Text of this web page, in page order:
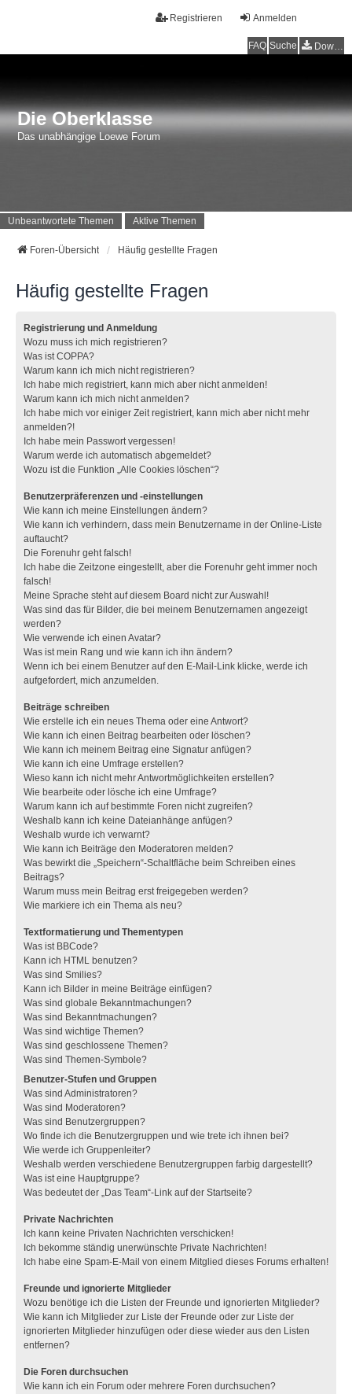
Anmelden
Registrieren
FAQ Suche Downloads
Die Oberklasse
Das unabhängige Loewe Forum
Unbeantwortete Themen Aktive Themen
Foren-Übersicht Häufig gestellte Fragen
Häufig gestellte Fragen
Registrierung und Anmeldung
Wozu muss ich mich registrieren?
Was ist COPPA?
Warum kann ich mich nicht registrieren?
Ich habe mich registriert, kann mich aber nicht anmelden!
Warum kann ich mich nicht anmelden?
Ich habe mich vor einiger Zeit registriert, kann mich aber nicht mehr
anmelden?!
Ich habe mein Passwort vergessen!
Warum werde ich automatisch abgemeldet?
Wozu ist die Funktion „Alle Cookies löschen“?
Benutzerpräferenzen und -einstellungen
Wie kann ich meine Einstellungen ändern?
Wie kann ich verhindern, dass mein Benutzername in der Online-Liste
auftaucht?
Die Forenuhr geht falsch!
Ich habe die Zeitzone eingestellt, aber die Forenuhr geht immer noch
falsch!
Meine Sprache steht auf diesem Board nicht zur Auswahl!
Was sind das für Bilder, die bei meinem Benutzernamen angezeigt
werden?
Wie verwende ich einen Avatar?
Was ist mein Rang und wie kann ich ihn ändern?
Wenn ich bei einem Benutzer auf den E-Mail-Link klicke, werde ich
aufgefordert, mich anzumelden.
Beiträge schreiben
Wie erstelle ich ein neues Thema oder eine Antwort?
Wie kann ich einen Beitrag bearbeiten oder löschen?
Wie kann ich meinem Beitrag eine Signatur anfügen?
Wie kann ich eine Umfrage erstellen?
Wieso kann ich nicht mehr Antwortmöglichkeiten erstellen?
Wie bearbeite oder lösche ich eine Umfrage?
Warum kann ich auf bestimmte Foren nicht zugreifen?
Weshalb kann ich keine Dateianhänge anfügen?
Weshalb wurde ich verwarnt?
Wie kann ich Beiträge den Moderatoren melden?
Was bewirkt die „Speichern“-Schaltfläche beim Schreiben eines
Beitrags?
Warum muss mein Beitrag erst freigegeben werden?
Wie markiere ich ein Thema als neu?
Textformatierung und Thementypen
Was ist BBCode?
Kann ich HTML benutzen?
Was sind Smilies?
Kann ich Bilder in meine Beiträge einfügen?
Was sind globale Bekanntmachungen?
Was sind Bekanntmachungen?
Was sind wichtige Themen?
Was sind geschlossene Themen?
Was sind Themen-Symbole?
Benutzer-Stufen und Gruppen
Was sind Administratoren?
Was sind Moderatoren?
Was sind Benutzergruppen?
Wo finde ich die Benutzergruppen und wie trete ich ihnen bei?
Wie werde ich Gruppenleiter?
Weshalb werden verschiedene Benutzergruppen farbig dargestellt?
Was ist eine Hauptgruppe?
Was bedeutet der „Das Team“-Link auf der Startseite?
Private Nachrichten
Ich kann keine Privaten Nachrichten verschicken!
Ich bekomme ständig unerwünschte Private Nachrichten!
Ich habe eine Spam-E-Mail von einem Mitglied dieses Forums erhalten!
Freunde und ignorierte Mitglieder
Wozu benötige ich die Listen der Freunde und ignorierten Mitglieder?
Wie kann ich Mitglieder zur Liste der Freunde oder zur Liste der
ignorierten Mitglieder hinzufügen oder diese wieder aus den Listen
entfernen?
Die Foren durchsuchen
Wie kann ich ein Forum oder mehrere Foren durchsuchen?